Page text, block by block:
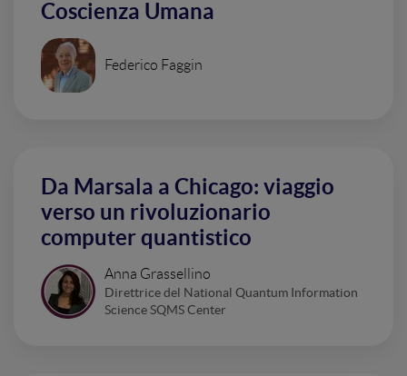
Coscienza Umana
Federico Faggin
Da Marsala a Chicago: viaggio
verso un rivoluzionario
computer quantistico
Anna Grassellino
Direttrice del National Quantum Information
Science SQMS Center